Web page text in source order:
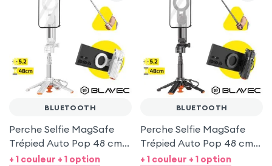
BLUETOOTH
Perche Selfie MagSafe
Trépied Auto Pop 48 cm
Télécommande Bluetooth
+ 1 couleur + 1 option
BLUETOOTH
Perche Selfie MagSafe
Trépied Auto Pop 48 cm
Télécommande Bluetooth
+ 1 couleur + 1 option